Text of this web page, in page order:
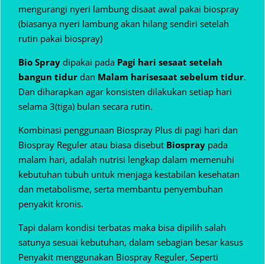
mengurangi nyeri lambung disaat awal pakai biospray
(biasanya nyeri lambung akan hilang sendiri setelah
rutin pakai biospray)
Bio Spray dipakai pada Pagi hari sesaat setelah
bangun tidur dan Malam harisesaat sebelum tidur.
Dan diharapkan agar konsisten dilakukan setiap hari
selama 3(tiga) bulan secara rutin.
Kombinasi penggunaan Biospray Plus di pagi hari dan
Biospray Reguler atau biasa disebut Biospray pada
malam hari, adalah nutrisi lengkap dalam memenuhi
kebutuhan tubuh untuk menjaga kestabilan kesehatan
dan metabolisme, serta membantu penyembuhan
penyakit kronis.
Tapi dalam kondisi terbatas maka bisa dipilih salah
satunya sesuai kebutuhan, dalam sebagian besar kasus
Penyakit menggunakan Biospray Reguler, Seperti